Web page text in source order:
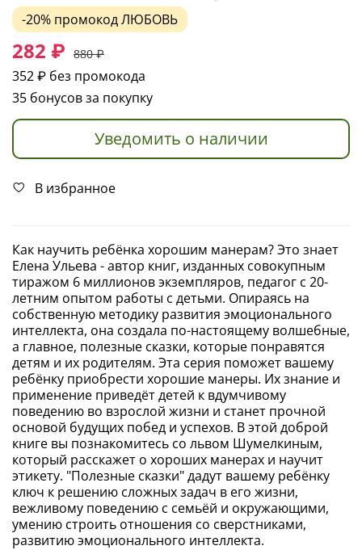
-20% промокодЛЮБОВЬ
282 ₽ 880 ₽
352 ₽ без промокода
35 бонусов за покупку
Уведомить о наличии
В избранное
Как научить ребёнка хорошим манерам? Это знает
Елена Ульева - автор книг, изданных совокупным
тиражом 6 миллионов экземпляров, педагог с 20-
летним опытом работы с детьми. Опираясь на
собственную методику развития эмоционального
интеллекта, она создала по-настоящему волшебные,
а главное, полезные сказки, которые понравятся
детям и их родителям. Эта серия поможет вашему
ребёнку приобрести хорошие манеры. Их знание и
применение приведёт детей к вдумчивому
поведению во взрослой жизни и станет прочной
основой будущих побед и успехов. В этой доброй
книге вы познакомитесь со львом Шумелкиным,
который расскажет о хороших манерах и научит
этикету. "Полезные сказки" дадут вашему ребёнку
ключ к решению сложных задач в его жизни,
вежливому поведению с семьёй и окружающими,
умению строить отношения со сверстниками,
развитию эмоционального интеллекта.